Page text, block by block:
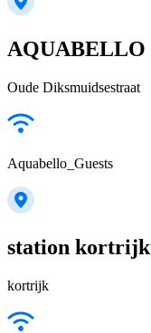
AQUABELLO
Oude Diksmuidsestraat
Aquabello_Guests
station kortrijk
kortrijk